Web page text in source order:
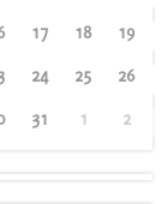
17 18 19
24 25 26
31 1 2